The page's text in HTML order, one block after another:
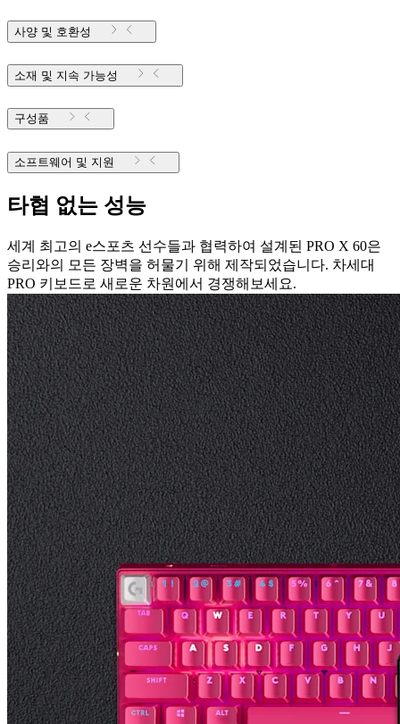
사양 및 호환성
소재 및 지속 가능성
구성품
소프트웨어 및 지원
타협 없는 성능
세계 최고의 e스포츠 선수들과 협력하여 설계된 PRO X 60은
승리와의 모든 장벽을 허물기 위해 제작되었습니다. 차세대
PRO 키보드로 새로운 차원에서 경쟁해보세요.